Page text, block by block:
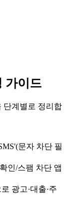
가이드
단계별로 정리합
문자 차단 필
인/스팸 차단 앱
광고·대출·주